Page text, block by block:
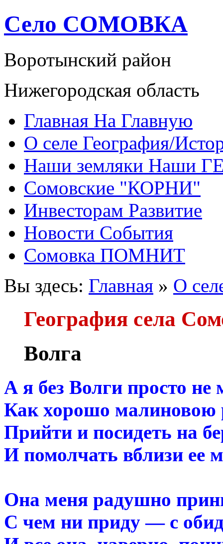
Село СОМОВКА
Воротынский район
Нижегородская область
Главная На Главную
О селе География/
Наши земляки Наши
Сомовские "КОРНИ"
Инвесторам Развитие
Новости События
Сомовка ПОМНИТ
Вы здесь: Главная » О
География села
Волга
А я без Волги просто не
Как хорошо малиновою
Прийти и посидеть на
И помолчать вблизи ее
Она меня радушно
С чем ни приду — с